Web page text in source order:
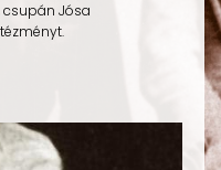
csupán Jósa